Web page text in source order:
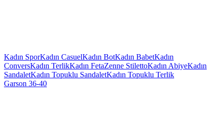
Kadın SporKadın CasuelKadın BotKadın BabetKadın
ConversKadın TerlikKadın FetaZenne StilettoKadın AbiyeKadın
SandaletKadın Topuklu SandaletKadın Topuklu Terlik
Garson 36-40